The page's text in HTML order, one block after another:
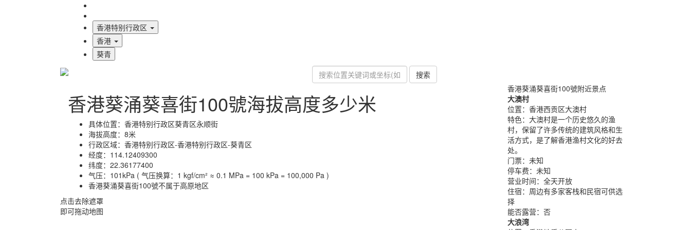
香港特别行政区
香港
葵青
搜索
香港葵涌葵喜街100號海拔高度多少米
具体位置： 香港特别行政区葵青区永顺街
海拔高度： 8米
行政区域： 香港特别行政区-香港特别行政区-葵青区
经度： 114.12409300
纬度： 22.36177400
气压： 101kPa ( 气压换算：1 kgf/cm² ≈ 0.1 MPa = 100 kPa = 100,000 Pa )
香港葵涌葵喜街100號不属于高原地区
点击去除遮罩
即可拖动地图
香港葵涌葵喜街100號附近景点
大澳村
位置： 香港西贡区大澳村
特色： 大澳村是一个历史悠久的渔
村，保留了许多传统的建筑风格和生
活方式，是了解香港渔村文化的好去
处。
门票： 未知
停车费： 未知
营业时间： 全天开放
住宿： 周边有多家客栈和民宿可供选
择
能否露营： 否
大浪湾